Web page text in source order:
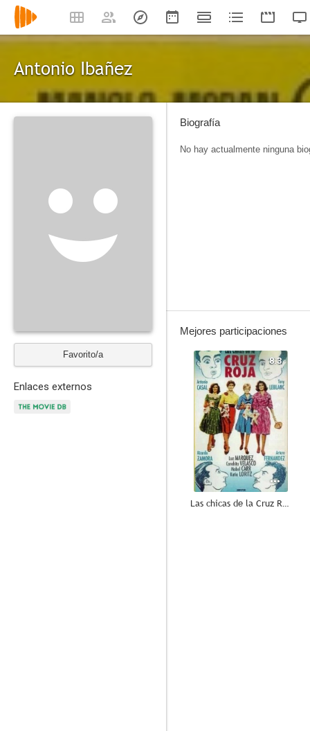
Antonio Ibañez
Favorito/a
Enlaces externos
Biografía
No hay actualmente ninguna
Mejores participaciones
8.3
Las chicas de la Cruz Roja